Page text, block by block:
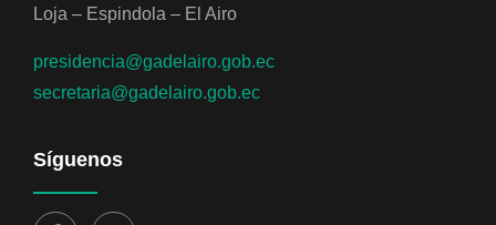
Loja – Espindola – El Airo
presidencia@gadelairo.gob.ec
secretaria@gadelairo.gob.ec
Síguenos